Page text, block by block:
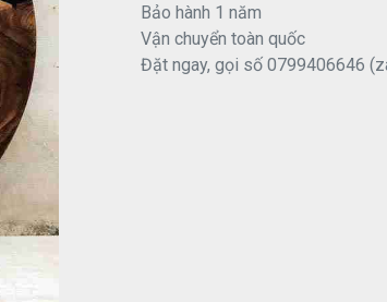
Bảo hành 1 năm
Vận chuyển toàn quốc
Đặt ngay, gọi số 0799406646